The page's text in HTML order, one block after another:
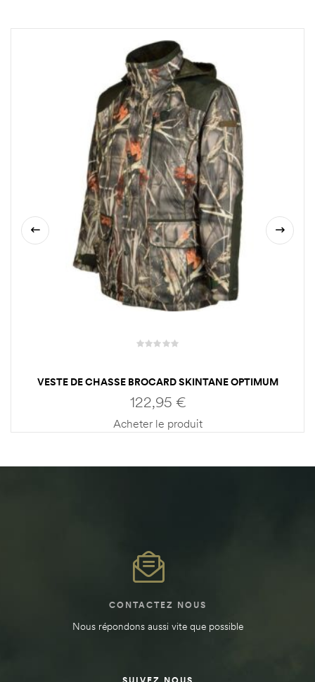
VESTE DE CHASSE BROCARD SKINTANE OPTIMUM
GHOST CAMO WET HOMME PERCUSSION
122,95 €
Acheter le produit
CONTACTEZ NOUS
Nous répondons aussi vite que possible